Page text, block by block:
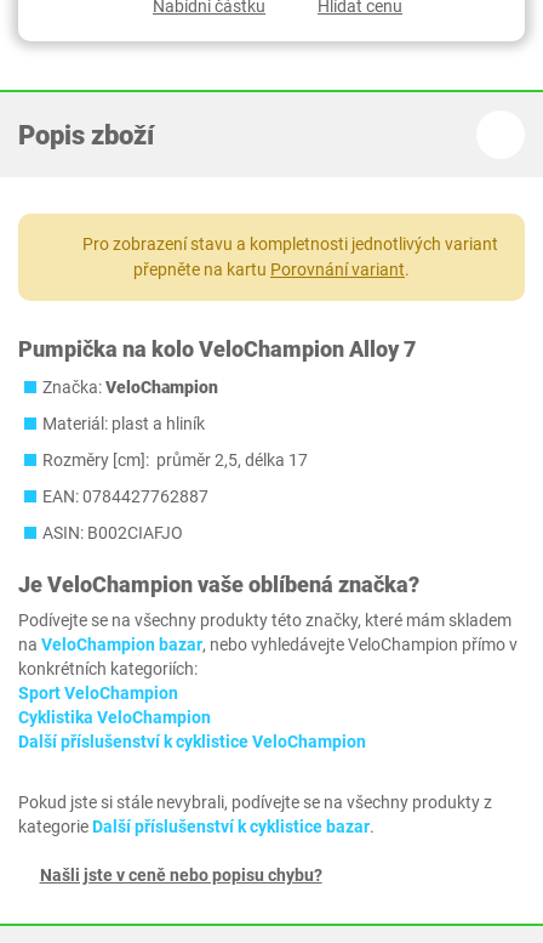
Nabídni částku Hlídat cenu
Popis zboží
Pro zobrazení stavu a kompletnosti jednotlivých variant
přepněte na kartu Porovnání variant.
Pumpička na kolo VeloChampion Alloy 7
Značka:VeloChampion
Materiál: plast a hliník
Rozměry [cm]: průměr 2,5, délka 17
EAN: 0784427762887
ASIN: B002CIAFJO
JeVeloChampionvaše oblíbená značka?
Podívejte se na všechny produkty této značky, které mám skladem
na VeloChampion bazar, nebo vyhledávejte VeloChampion přímo v
konkrétních kategoriích:
Sport VeloChampion
Cyklistika VeloChampion
Další příslušenství k cyklistice VeloChampion
Pokud jste si stále nevybrali, podívejte se na všechny produkty z
kategorieDalší příslušenství k cyklistice bazar.
Našli jste v ceně nebo popisu chybu?